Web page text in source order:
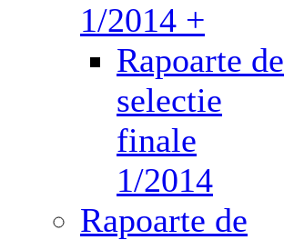
1/2014 +
Rapoarte de
selectie
finale
1/2014
Rapoarte de